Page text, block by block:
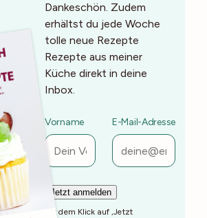
Dankeschön. Zudem
erhältst du jede Woche
tolle neue Rezepte
Rezepte aus meiner
Küche direkt in deine
Inbox.
Vorname E-Mail-Adresse
Mit dem Klick auf ‚Jetzt